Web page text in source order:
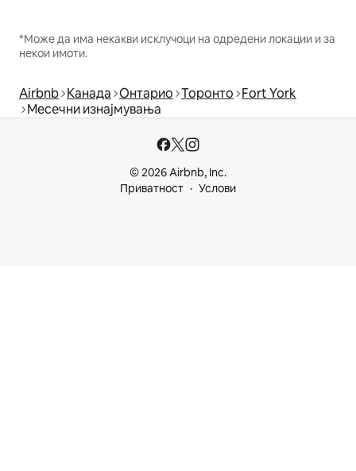
*Може да има некакви исклучоци на одредени локации и за
некои имоти.
Airbnb Канада Онтарио Торонто Fort York
Месечни изнајмувања
© 2026 Airbnb, Inc.
Приватност
Услови